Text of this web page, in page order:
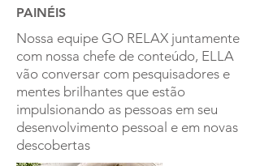
Nossa equipe GO RELAX juntamente
com nossa chefe de conteúdo, ELLA
vão conversar com pesquisadores e
mentes brilhantes que estão
impulsionando as pessoas em seu
desenvolvimento pessoal e em novas
descobertas
PAINÉIS